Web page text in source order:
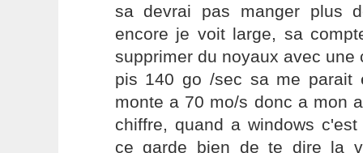
sa devrai pas manger plus
encore je voit large, sa
supprimer du noyaux avec une
pis 140 go /sec sa me parait
monte a 70 mo/s donc a mon
chiffre, quand a windows
ce garde bien de te dire la